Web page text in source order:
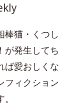
棒猫・くつし
が発生してち
ば愛おしくな
フィクション